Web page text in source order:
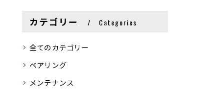
カテゴリー Categories
全てのカテゴリー
ベアリング
メンテナンス